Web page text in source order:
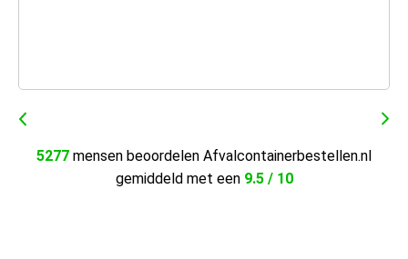
5277 mensen beoordelen Afvalcontainerbestellen.nl
gemiddeld met een 9.5 / 10